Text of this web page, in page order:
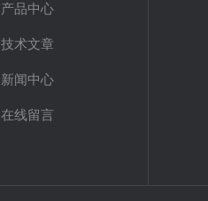
产品中心
技术文章
新闻中心
在线留言